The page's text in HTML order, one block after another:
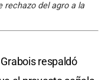
rechazo del agro a la
respaldó